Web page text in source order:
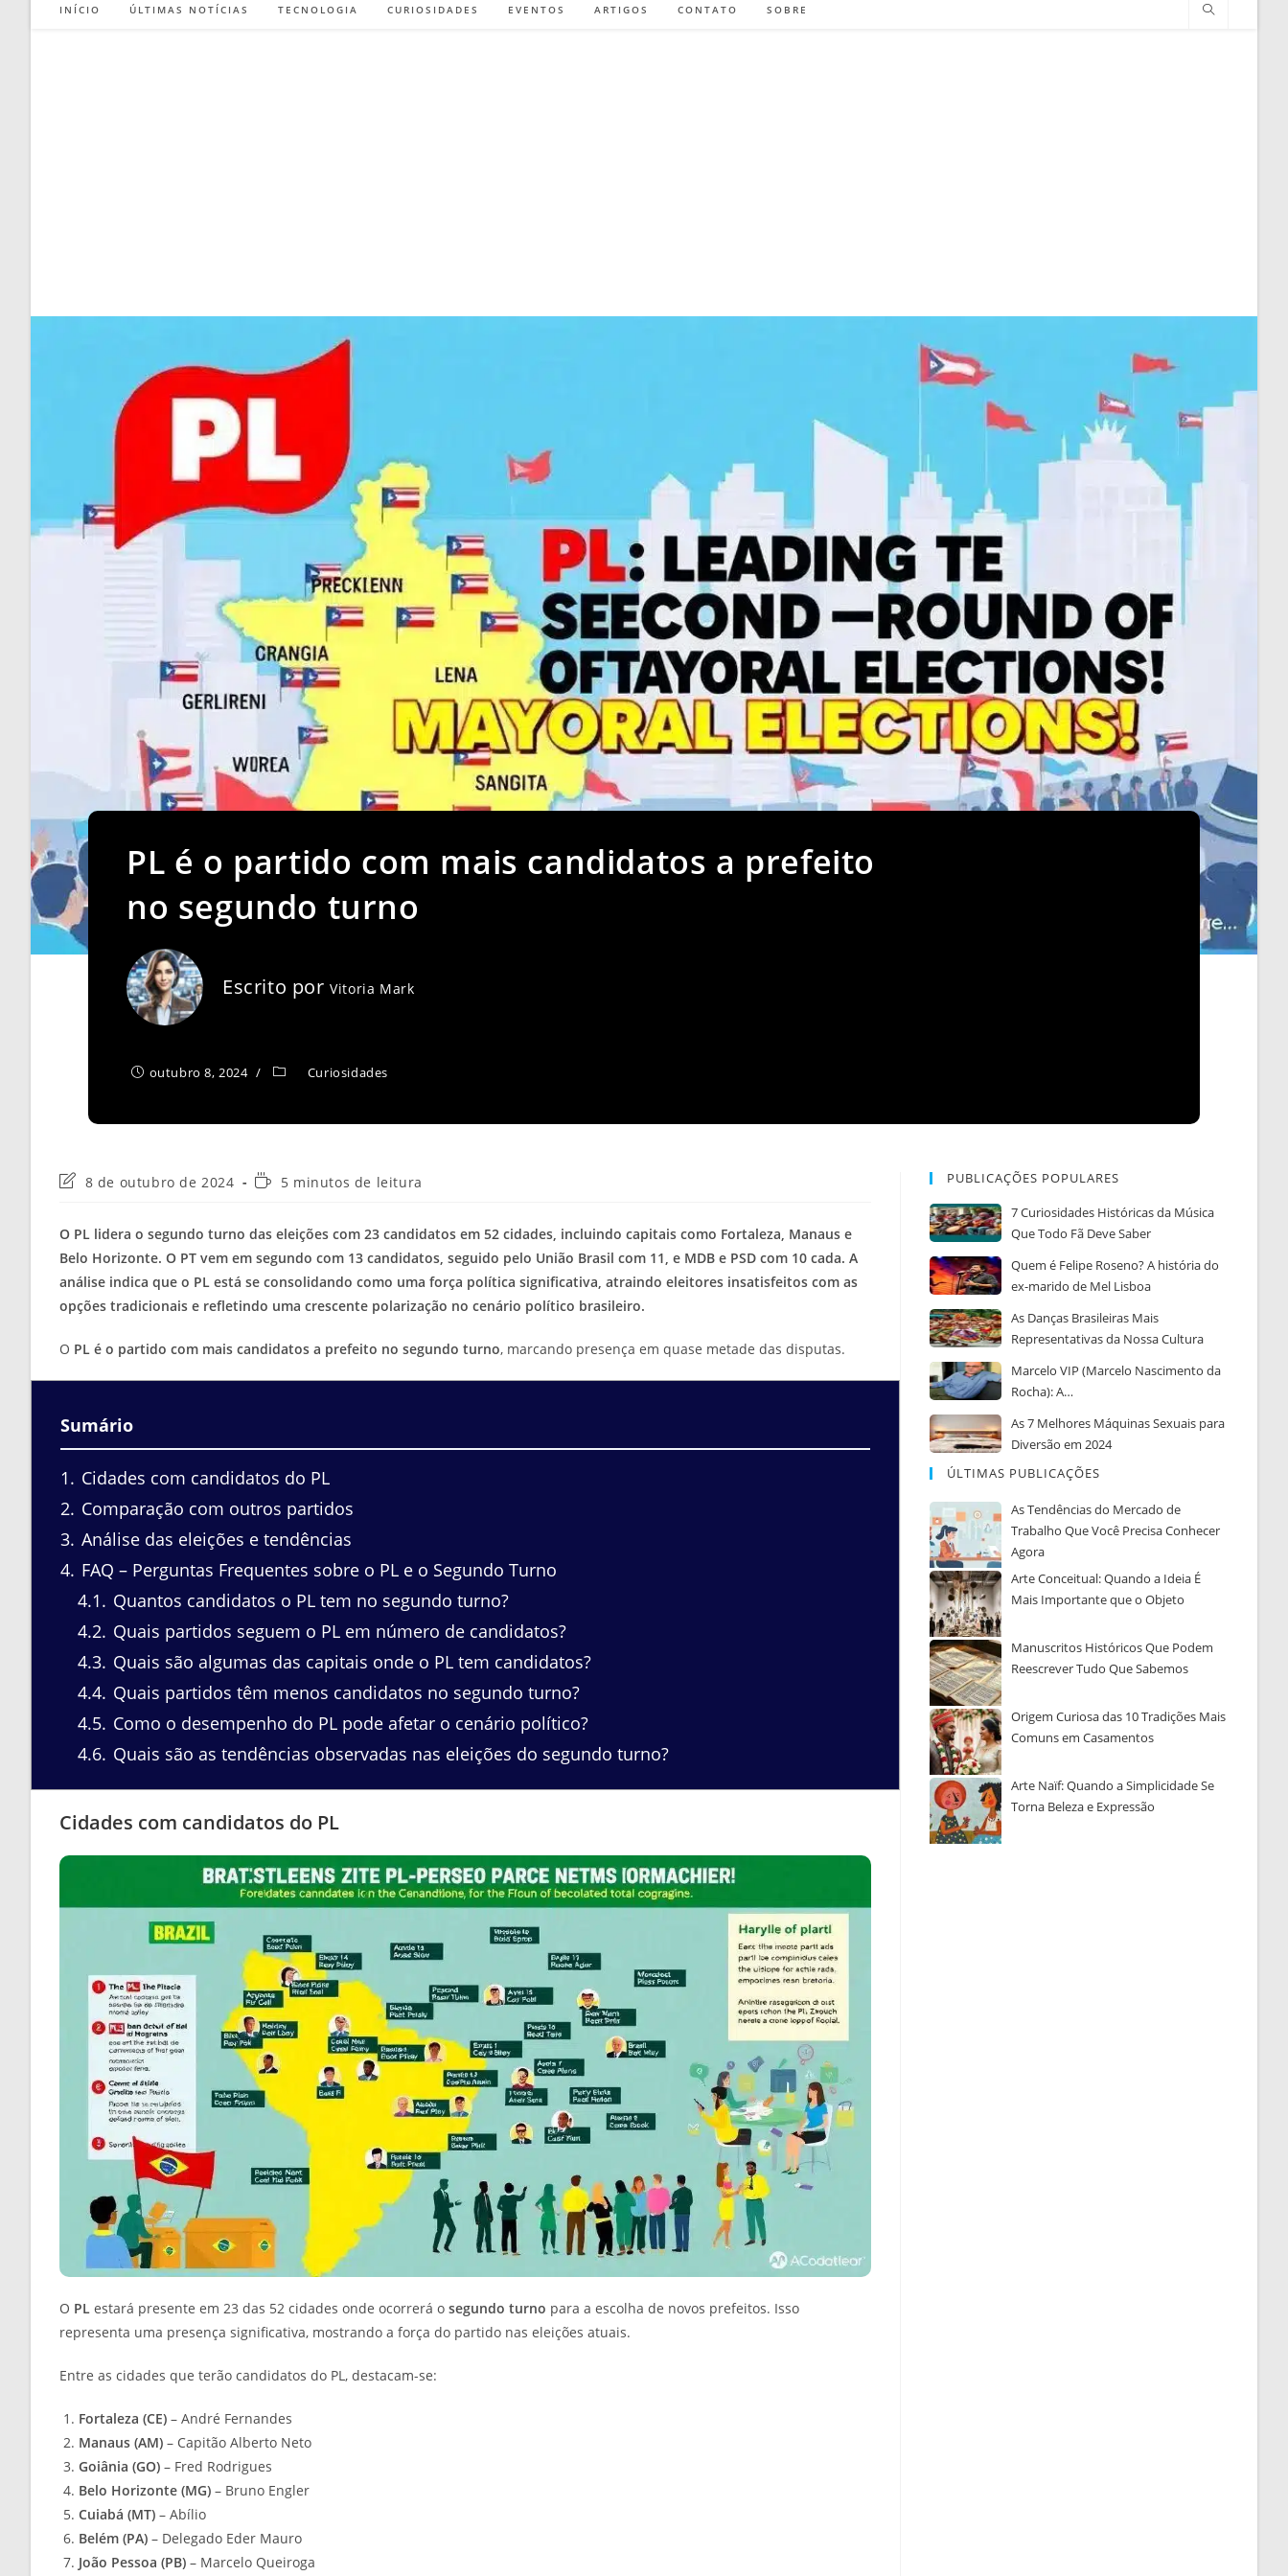
INÍCIO ÚLTIMAS NOTÍCIAS TECNOLOGIA CURIOSIDADES EVENTOS ARTIGOS CONTATO SOBRE
PL é o partido com mais candidatos a prefeito
no segundo turno
Escrito porVitoria Mark
outubro 8, 2024 Curiosidades
Última
post:
8 de outubro de 2024
Tempo5 minutos de leitura
O PL lidera o segundo turno das eleições com 23 candidatos em 52 cidades, incluindo capitais como Fortaleza, Manaus e
Belo Horizonte. O PT vem em segundo com 13 candidatos, seguido pelo União Brasil com 11, e MDB e PSD com 10 cada. A
análise indica que o PL está se consolidando como uma força política significativa, atraindo eleitores insatisfeitos com as
opções tradicionais e refletindo uma crescente polarização no cenário político brasileiro.
O PL é o partido com mais candidatos a prefeito no segundo turno, marcando presença em quase metade das disputas.
Sumário
1
Cidades com candidatos do PL
2 Comparação com outros partidos
3 Análise das eleições e tendências
4 FAQ – Perguntas Frequentes sobre o PL e o Segundo Turno
4.1
Quantos candidatos o PL tem no segundo turno?
4.2 Quais partidos seguem o PL em número de candidatos?
4.3 Quais são algumas das capitais onde o PL tem candidatos?
4.4 Quais partidos têm menos candidatos no segundo turno?
4.5 Como o desempenho do PL pode afetar o cenário político?
4.6 Quais são as tendências observadas nas eleições do segundo turno?
Cidades com candidatos do PL
O PL estará presente em 23 das 52 cidades onde ocorrerá o segundo turno para a escolha de novos prefeitos. Isso
representa uma presença significativa, mostrando a força do partido nas eleições atuais.
Entre as cidades que terão candidatos do PL, destacam-se:
Fortaleza (CE) – André Fernandes
Manaus (AM) – Capitão Alberto Neto
Goiânia (GO) – Fred Rodrigues
Belo Horizonte (MG) – Bruno Engler
Cuiabá (MT) – Abílio
Belém (PA) – Delegado Eder Mauro
João Pessoa (PB) – Marcelo Queiroga
PUBLICAÇÕES POPULARES
7 Curiosidades Históricas da Música
Que Todo Fã Deve Saber
Quem é Felipe Roseno? A história do
ex-marido de Mel Lisboa
As Danças Brasileiras Mais
Representativas da Nossa Cultura
Marcelo VIP (Marcelo Nascimento da
Rocha): A…
As 7 Melhores Máquinas Sexuais para
Diversão em 2024
ÚLTIMAS PUBLICAÇÕES
As Tendências do Mercado de
Trabalho Que Você Precisa Conhecer
Agora
Arte Conceitual: Quando a Ideia É
Mais Importante que o Objeto
Manuscritos Históricos Que Podem
Reescrever Tudo Que Sabemos
Origem Curiosa das 10 Tradições Mais
Comuns em Casamentos
Arte Naïf: Quando a Simplicidade Se
Torna Beleza e Expressão